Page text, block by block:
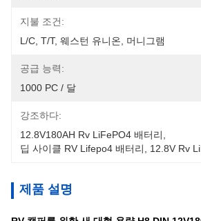
지불 조건:
L/C, T/T, 웨스턴 유니온, 머니그램
공급 능력:
1000 PC / 달
강조하다:
12.8V180AH Rv LiFePO4 배터리
딥 사이클 RV Lifepo4 배터리
12.8V Rv
제품 설명